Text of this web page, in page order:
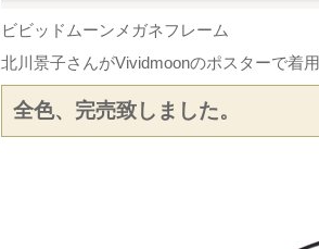
ビビッドムーンメガネフレーム
北川景子さんがVividmoonのポスターで着
全色、完売致しました。